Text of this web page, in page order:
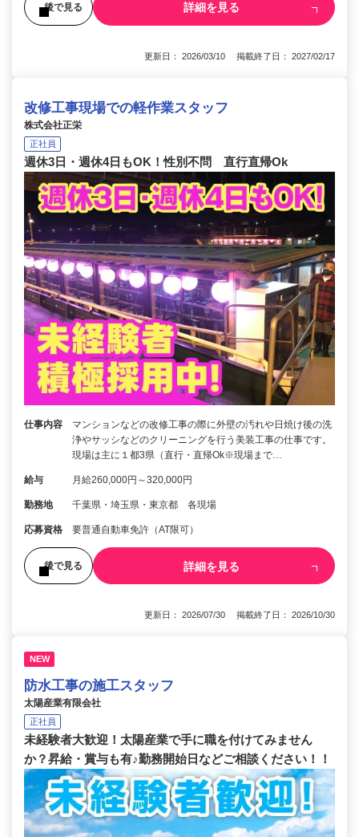
後で見る 詳細を見る
更新日： 2026/03/10 掲載終了日： 2027/02/17
改修工事現場での軽作業スタッフ
株式会社正栄
正社員
週休3日・週休4日もOK！性別不問 直行直帰Ok
仕事内容
マンションなどの改修工事の際に外壁の汚れや日焼け後の洗
浄やサッシなどのクリーニングを行う美装工事の仕事です。
現場は主に１都3県（直行・直帰Ok※現場まで…
給与 月給260,000円～320,000円
勤務地 千葉県・埼玉県・東京都 各現場
応募資格 要普通自動車免許（AT限可）
後で見る 詳細を見る
更新日： 2026/07/30 掲載終了日： 2026/10/30
NEW
防水工事の施工スタッフ
太陽産業有限会社
正社員
未経験者大歓迎！太陽産業で手に職を付けてみません
か？昇給・賞与も有♪勤務開始日などご相談ください！！